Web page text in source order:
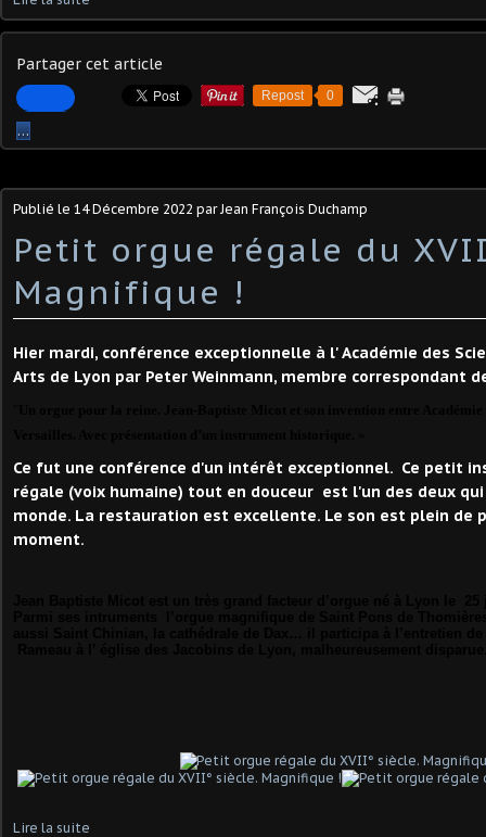
Partager cet article
Repost 0
…
Publié le 14 Décembre 2022 par Jean François Duchamp
Petit orgue régale du
Magnifique !
Hier mardi, conférence exceptionnelle à l' Académie des
Arts de Lyon par Peter Weinmann, membre correspondant
Ce fut une conférence d'un intérêt exceptionnel. Ce petit
régale (voix humaine) tout en douceur est l'un des deux
monde. La restauration est excellente. Le son est plein de
moment.
Lire la suite